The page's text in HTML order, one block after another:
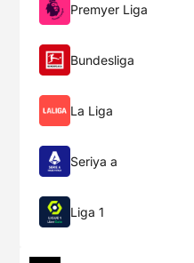
Premyer Liga
Bundesliga
La Liga
Seriya a
Liga 1